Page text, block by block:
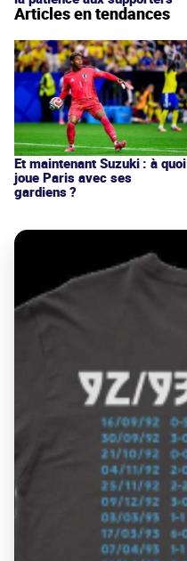
Articles en tendances
Et maintenant Suzuki : à quoi
joue Paris avec ses
gardiens ?